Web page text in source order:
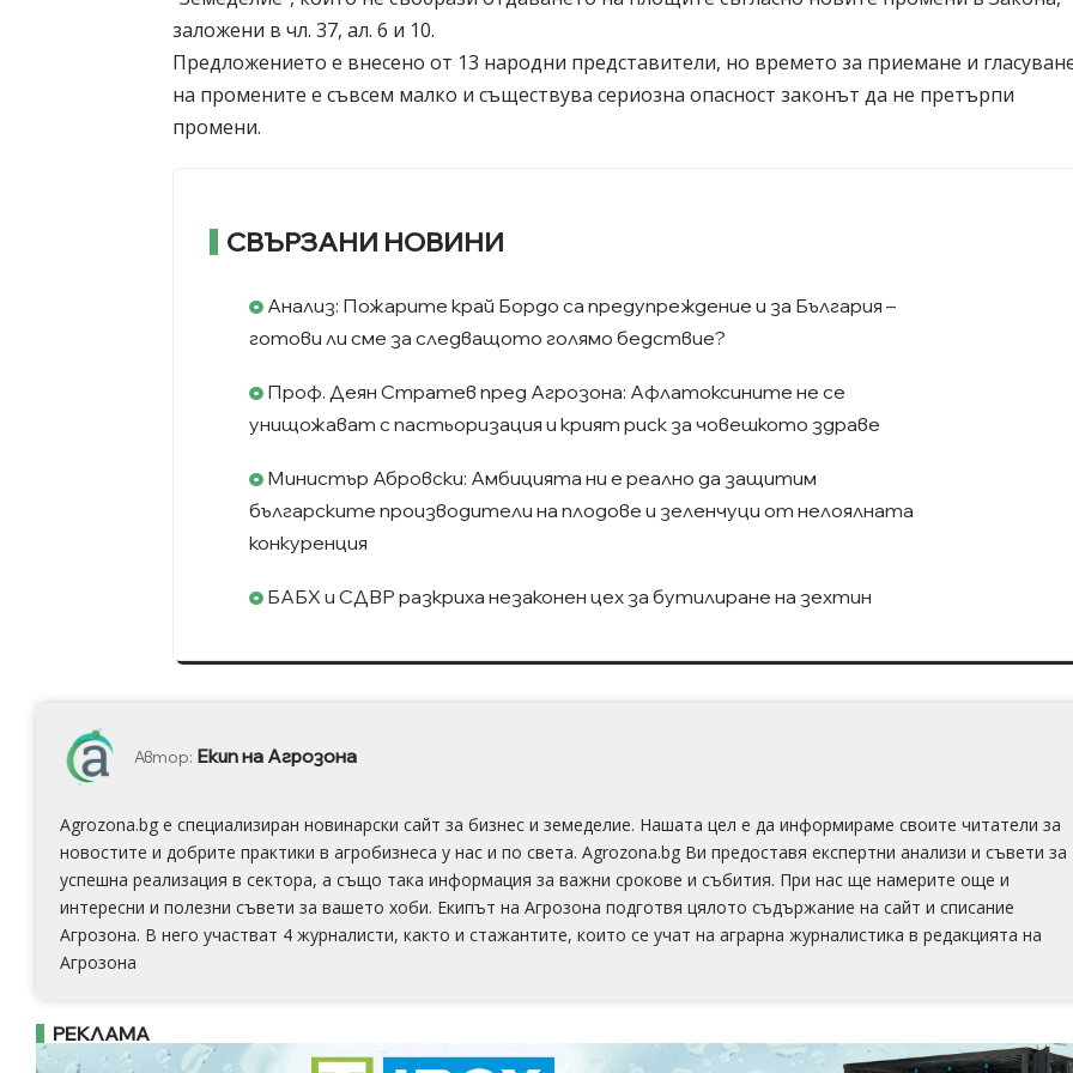
заложени в чл. 37, ал. 6 и 10.
Предложението е внесено от 13 народни представители, но времето за приемане и
на промените е съвсем малко и съществува сериозна опасност законът да не претърпи
промени.
СВЪРЗАНИ НОВИНИ
Анализ: Пожарите край Бордо са предупреждение и за България –
готови ли сме за следващото голямо бедствие?
Проф. Деян Стратев пред Агрозона: Афлатоксините не се
унищожават с пастьоризация и крият риск за човешкото здраве
Министър Абровски: Амбицията ни е реално да защитим
българските производители на плодове и зеленчуци от нелоялната
конкуренция
БАБХ и СДВР разкриха незаконен цех за бутилиране на зехтин
Автор: Екип на Агрозона
Agrozona.bg e специализиран новинарски сайт за бизнес и земеделие. Нашата цел е да информираме своите читатели за
новостите и добрите практики в агробизнеса у нас и по света. Agrozona.bg Ви предоставя експертни анализи и съвети за
успешна реализация в сектора, а също така информация за важни срокове и събития. При нас ще намерите още и
интересни и полезни съвети за вашето хоби. Екипът на Агрозона подготвя цялото съдържание на сайт и списание
Агрозона. В него участват 4 журналисти, както и стажантите, които се учат на аграрна журналистика в редакцията на
Агрозона
РЕКЛАМА